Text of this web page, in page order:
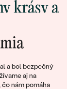
a bol bezpečný
aj na
nám pomáha
krásy a